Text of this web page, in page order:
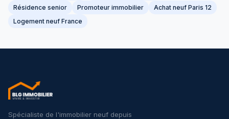
Résidence senior
Promoteur immobilier
Achat neuf Paris 12
Logement neuf France
Spécialiste de l'immobilier neuf depuis